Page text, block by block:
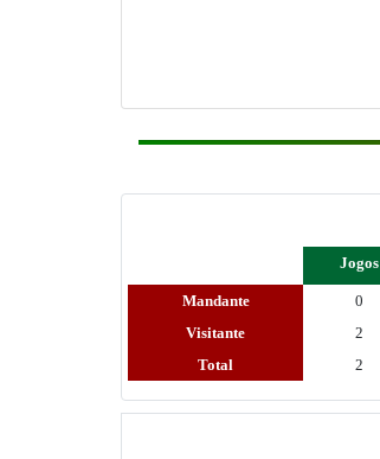
Jogos
Mandante 0
Visitante
2
Total
2